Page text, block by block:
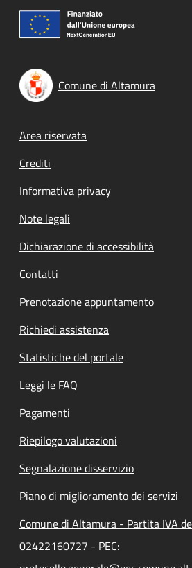
Comune di Altamura
Footer menu
Area riservata
Crediti
Informativa privacy
Note legali
Dichiarazione di accessibilità
Contatti
Prenotazione appuntamento
Richiedi assistenza
Statistiche del portale
Leggi le FAQ
Pagamenti
Riepilogo valutazioni
Segnalazione disservizio
Piano di miglioramento dei servizi
Comune di Altamura - Partita IVA
02422160727 - PEC: